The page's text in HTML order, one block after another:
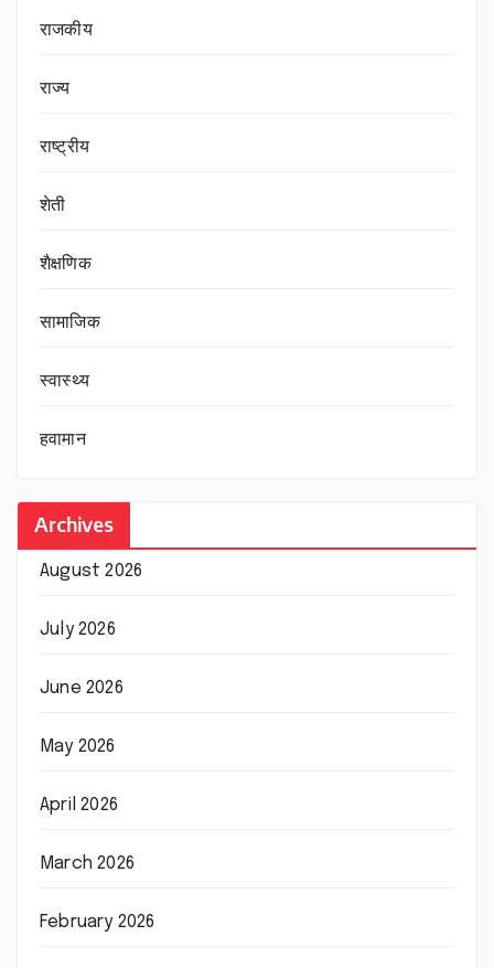
राजकीय
राज्य
राष्ट्रीय
शेती
शैक्षणिक
सामाजिक
स्वास्थ्य
हवामान
Archives
August 2026
July 2026
June 2026
May 2026
April 2026
March 2026
February 2026